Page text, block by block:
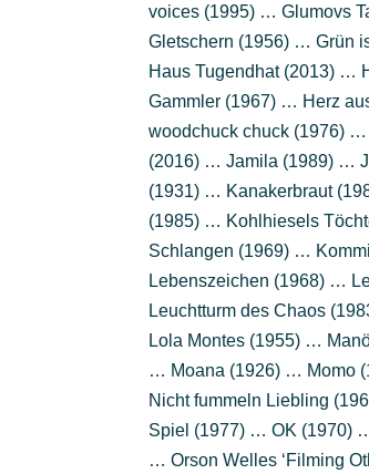
voices (1995) … Glumovs
Gletschern (1956) … Grün
Haus Tugendhat (2013) …
Gammler (1967) … Herz
woodchuck chuck (1976)
(2016) … Jamila (1989) …
(1931) … Kanakerbraut
(1985) … Kohlhiesels
Schlangen (1969) …
Lebenszeichen (1968) …
Leuchtturm des Chaos
Lola Montes (1955) …
… Moana (1926) … Momo
Nicht fummeln Liebling
Spiel (1977) … OK (1970)
… Orson Welles ‘Filming